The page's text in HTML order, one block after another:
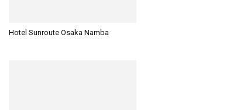
Hotel Sunroute Osaka Namba